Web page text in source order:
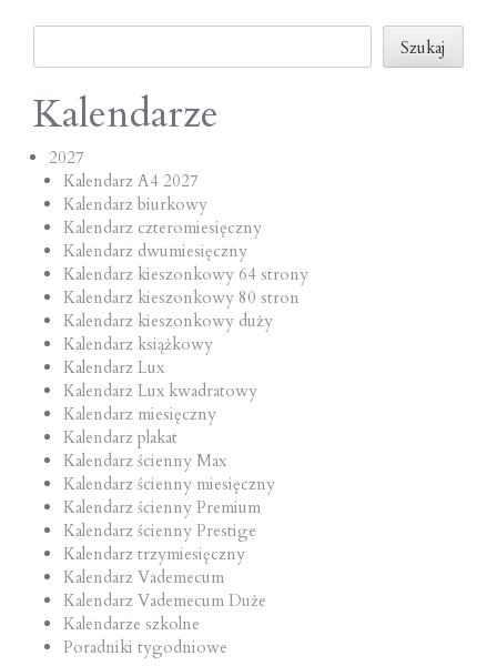
o
n
Szukaj
Szukaj
Kalendarze
2027
Kalendarz A4 2027
Kalendarz biurkowy
Kalendarz czteromiesięczny
Kalendarz dwumiesięczny
Kalendarz kieszonkowy 64 strony
Kalendarz kieszonkowy 80 stron
Kalendarz kieszonkowy duży
Kalendarz książkowy
Kalendarz Lux
Kalendarz Lux kwadratowy
Kalendarz miesięczny
Kalendarz plakat
Kalendarz ścienny Max
Kalendarz ścienny miesięczny
Kalendarz ścienny Premium
Kalendarz ścienny Prestige
Kalendarz trzymiesięczny
Kalendarz Vademecum
Kalendarz Vademecum Duże
Kalendarze szkolne
Poradniki tygodniowe